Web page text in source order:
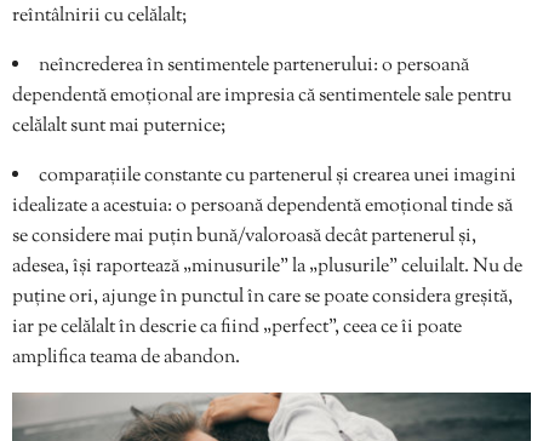
reîntâlnirii cu celălalt;
neîncrederea în sentimentele partenerului: o persoană
dependentă emoțional are impresia că sentimentele sale pentru
celălalt sunt mai puternice;
comparațiile constante cu partenerul și crearea unei imagini
idealizate a acestuia: o persoană dependentă emoțional tinde să
se considere mai puțin bună/valoroasă decât partenerul și,
adesea, își raportează „minusurile” la „plusurile” celuilalt. Nu de
puține ori, ajunge în punctul în care se poate considera greșită,
iar pe celălalt în descrie ca fiind „perfect”, ceea ce îi poate
amplifica teama de abandon.